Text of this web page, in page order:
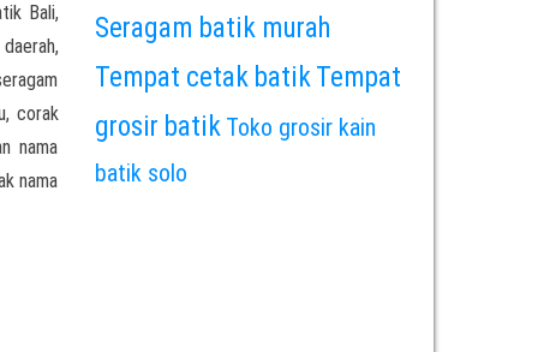
Bali,
corak
nama
nama
Seragam batik murah
Tempat cetak batik Tempat
grosir batik Toko grosir kain
batik solo